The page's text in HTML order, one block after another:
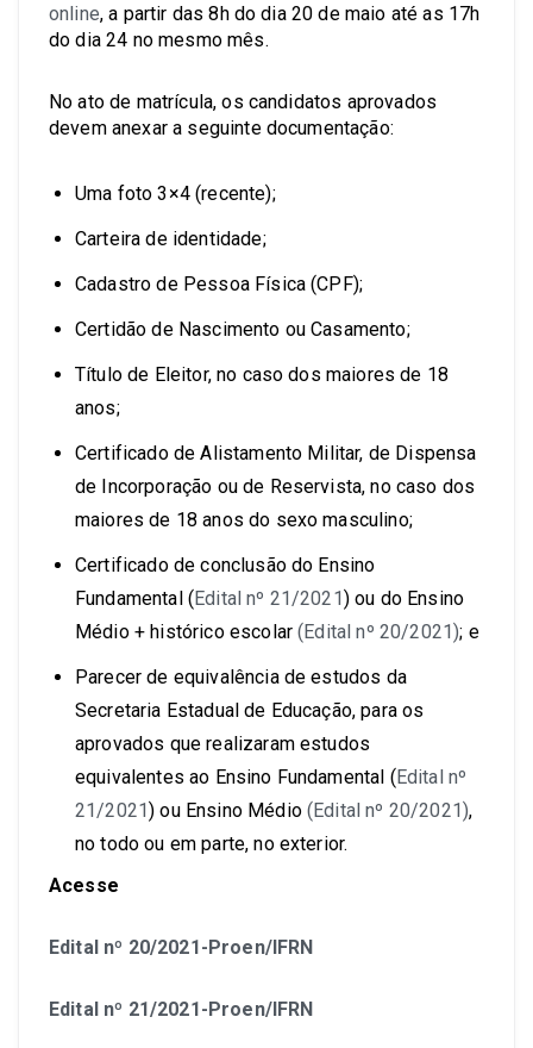
online, a partir das 8h do dia 20 de maio até as 17h
do dia 24 no mesmo mês.
No ato de matrícula, os candidatos aprovados
devem anexar a seguinte documentação:
Uma foto 3×4 (recente);
Carteira de identidade;
Cadastro de Pessoa Física (CPF);
Certidão de Nascimento ou Casamento;
Título de Eleitor, no caso dos maiores de 18
anos;
Certificado de Alistamento Militar, de Dispensa
de Incorporação ou de Reservista, no caso dos
maiores de 18 anos do sexo masculino;
Certificado de conclusão do Ensino
Fundamental (Edital nº 21/2021) ou do Ensino
Médio + histórico escolar(Edital nº 20/2021); e
Parecer de equivalência de estudos da
Secretaria Estadual de Educação, para os
aprovados que realizaram estudos
equivalentes ao Ensino Fundamental (Edital nº
21/2021) ou Ensino Médio(Edital nº 20/2021),
no todo ou em parte, no exterior.
Acesse
Edital nº 20/2021-Proen/IFRN
Edital nº 21/2021-Proen/IFRN